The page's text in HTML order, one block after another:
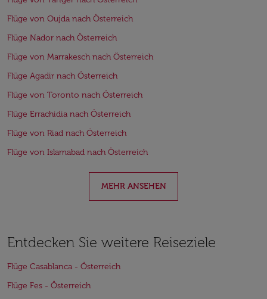
Flüge von Oujda nach Österreich
Flüge Nador nach Österreich
Flüge von Marrakesch nach Österreich
Flüge Agadir nach Österreich
Flüge von Toronto nach Österreich
Flüge Errachidia nach Österreich
Flüge von Riad nach Österreich
Flüge von Islamabad nach Österreich
MEHR ANSEHEN
Entdecken Sie weitere Reiseziele
Flüge Casablanca - Österreich
Flüge Fes - Österreich